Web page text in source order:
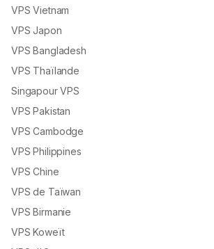
VPS Vietnam
VPS Japon
VPS Bangladesh
VPS Thaïlande
Singapour VPS
VPS Pakistan
VPS Cambodge
VPS Philippines
VPS Chine
VPS de Taïwan
VPS Birmanie
VPS Koweït